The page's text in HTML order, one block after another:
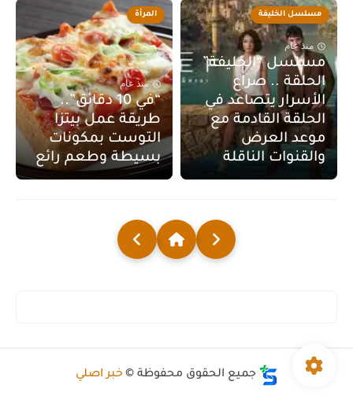
مسلسل الخليفة
منذ عام
مسلسل “الخليفة”
الحلقة .. صراع
الأسرار يتصاعد في
الحلقة القادمة مع
موعد العرض
والقنوات الناقلة
المرأة
منذ عام
“في 10 دقائق”..
طريقة عمل بيتزا
التوست بمكونات
بسيطة وطعم رائع
جميع الحقوق محفوظة © خبر اصلي